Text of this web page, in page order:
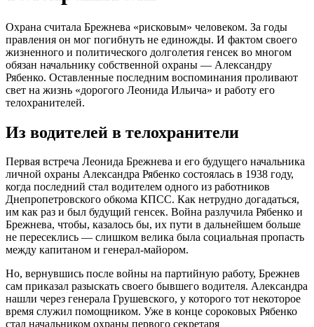
Охрана считала Брежнева «рисковым» человеком. За годы
правления он мог погибнуть не единожды. И фактом своего
жизненного и политического долголетия генсек во многом
обязан начальнику собственной охраны — Александру
Рябенко. Оставленные последним воспоминания проливают
свет на жизнь «дорогого Леонида Ильича» и работу его
телохранителей.
Из водителей в телохранители
Первая встреча Леонида Брежнева и его будущего начальника
личной охраны Александра Рябенко состоялась в 1938 году,
когда последний стал водителем одного из работников
Днепропетровского обкома КПСС. Как нетрудно догадаться,
им как раз и был будущий генсек. Война разлучила Рябенко и
Брежнева, чтобы, казалось бы, их пути в дальнейшем больше
не пересеклись — слишком велика была социальная пропасть
между капитаном и генерал-майором.
Но, вернувшись после войны на партийную работу, Брежнев
сам приказал разыскать своего бывшего водителя. Александра
нашли через генерала Грушевского, у которого тот некоторое
время служил помощником. Уже в конце сороковых Рябенко
стал начальником охраны первого секретаря